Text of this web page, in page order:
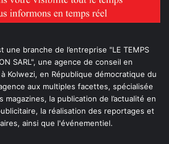
une branche de l’entreprise "LE TEMPS
SARL", une agence de conseil en
Kolwezi, en République démocratique du
aux multiples facettes, spécialisée
magazines, la publication de l’actualité en
la réalisation des reportages et
ainsi que l'événementiel.